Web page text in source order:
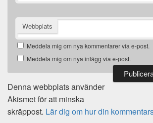
Webbplats
Meddela mig om nya kommentarer via e-post.
Meddela mig om nya inlägg via e-post.
Denna webbplats använder
Akismet för att minska
skräppost. Lär dig om hur din